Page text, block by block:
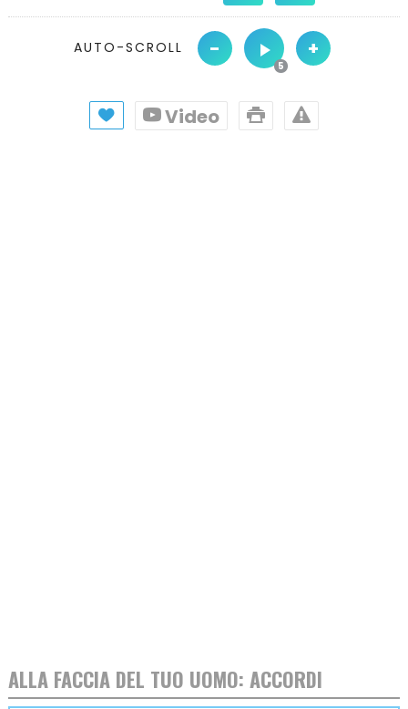
AUTO-SCROLL - +
Video
ALLA FACCIA DEL TUO UOMO: ACCORDI